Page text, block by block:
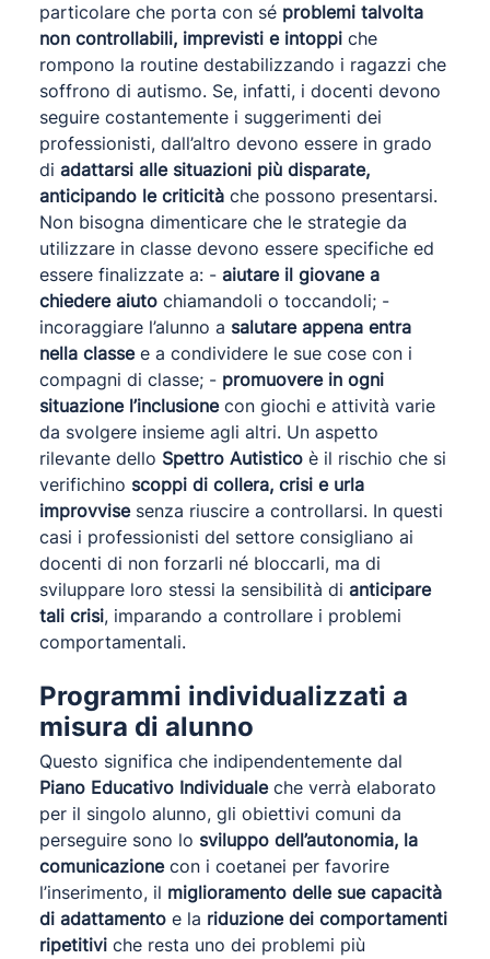
particolare che porta con sé problemi talvolta
non controllabili, imprevisti e intoppi che
rompono la routine destabilizzando i ragazzi che
soffrono di autismo. Se, infatti, i docenti devono
seguire costantemente i suggerimenti dei
professionisti, dall’altro devono essere in grado
di adattarsi alle situazioni più disparate,
anticipando le criticità che possono presentarsi.
Non bisogna dimenticare che le strategie da
utilizzare in classe devono essere specifiche ed
essere finalizzate a: - aiutare il giovane a
chiedere aiuto chiamandoli o toccandoli; -
incoraggiare l’alunno a salutare appena entra
nella classee a condividere le sue cose con i
compagni di classe; - promuovere in ogni
situazione l’inclusionecon giochi e attività varie
da svolgere insieme agli altri. Un aspetto
rilevante dello Spettro Autistico è il rischio che si
verifichino scoppi di collera, crisi e urla
improvvisesenza riuscire a controllarsi. In questi
casi i professionisti del settore consigliano ai
docenti di non forzarli né bloccarli, ma di
sviluppare loro stessi la sensibilità di anticipare
tali crisi, imparando a controllare i problemi
comportamentali.
Programmi individualizzati a
misura di alunno
Questo significa che indipendentemente dal
Piano Educativo Individualeche verrà elaborato
per il singolo alunno, gli obiettivi comuni da
perseguire sono lo sviluppo dell’autonomia, la
comunicazionecon i coetanei per favorire
l’inserimento, il miglioramento delle sue capacità
di adattamento e la riduzione dei comportamenti
ripetitivi che resta uno dei problemi più